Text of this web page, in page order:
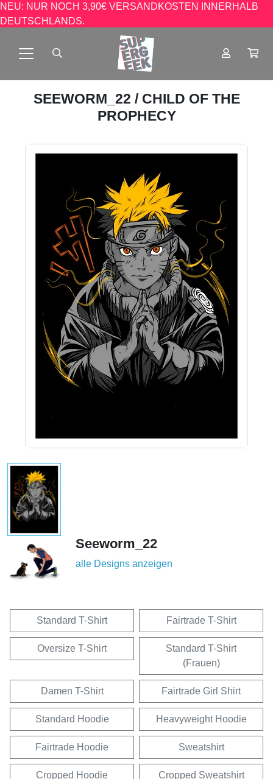
NEU: NUR NOCH 3,90€ VERSANDKOSTEN INNERHALB
DEUTSCHLANDS.
SEEWORM_22 / CHILD OF THE
PROPHECY
Seeworm_22
alle Designs anzeigen
Standard T-Shirt Fairtrade T-Shirt
Oversize T-Shirt
Standard T-Shirt
(Frauen)
Damen T-Shirt Fairtrade Girl Shirt
Standard Hoodie Heavyweight Hoodie
Fairtrade Hoodie Sweatshirt
Cropped Hoodie Cropped Sweatshirt